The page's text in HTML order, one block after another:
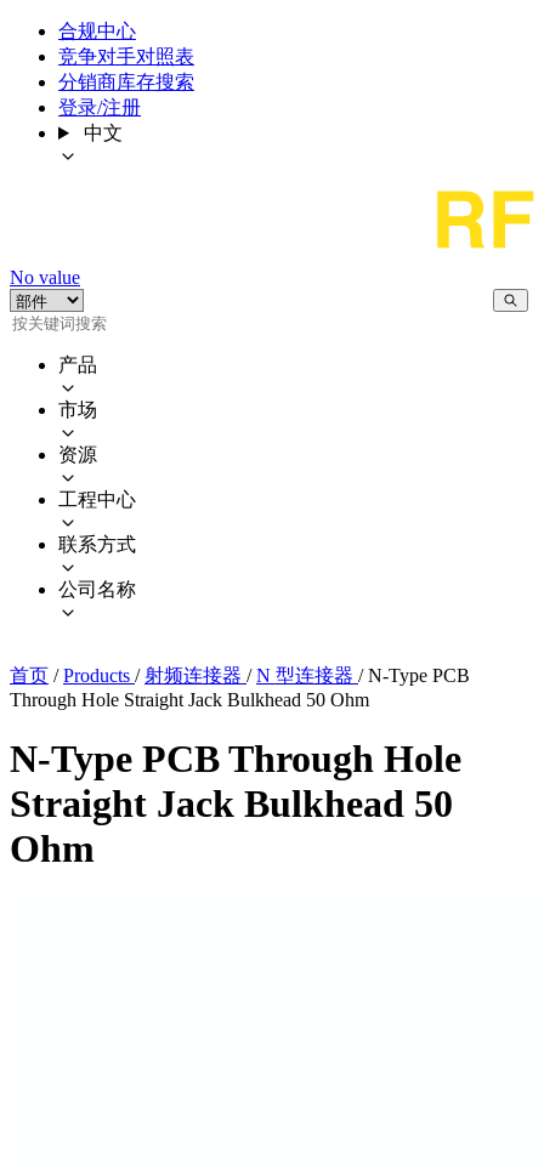
合规中心
竞争对手对照表
分销商库存搜索
登录/注册
中文
No value
产品
市场
资源
工程中心
联系方式
公司名称
首页 / Products / 射频连接器 / N 型连接器 / N-Type PCB
Through Hole Straight Jack Bulkhead 50 Ohm
N-Type PCB Through Hole
Straight Jack Bulkhead 50
Ohm